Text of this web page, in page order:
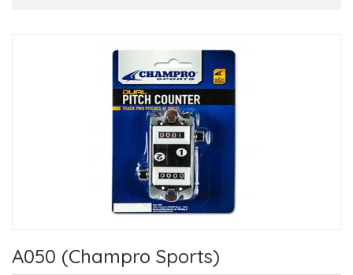
A050 (Champro Sports)